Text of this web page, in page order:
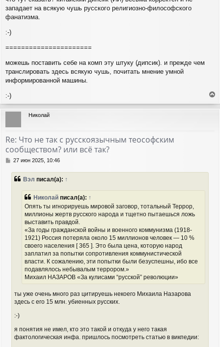
западает на всякую чушь русского религиозно-философского
фанатизма.
:-)
======================
можешь поставить себе на комп эту штуку (дипсик). и прежде чем
транслировать здесь всякую чушь, почитать мнение умной
информированной машины.
:-)
е
р
Николай
Re: Что не так с русскоязычным теософским
сообществом? или всё так?
С
о
27 июн 2025, 10:46
Вэл писал(а): ↑
Николай писал(а): ↑
Опять ты игнорируешь мировой заговор, тотальный Террор,
миллионы жертв русского народа и тщетно пытаешься ложь
выставить правдой.
«За годы гражданской войны и военного коммунизма (1918-
1921) Россия потеряла около 15 миллионов человек — 10 %
своего населения [ 365 ]. Это была цена, которую народ
заплатил за попытки сопротивления коммунистической
власти. К сожалению, эти попытки были безуспешны, ибо все
подавлялось небывалым террором.»
Михаил НАЗАРОВ «За кулисами “русской” революции»
ты уже очень много раз цитируешь некоего Михаила Назарова
здесь с его 15 млн. убиенных русских.
:-)
я понятия не имел, кто это такой и откуда у него такая
фактологическая инфа. пришлось посмотреть статью в викпедии: